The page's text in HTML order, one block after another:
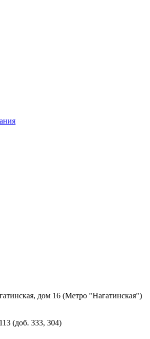
дом 16 (Метро "Нагатинская")
(доб. 333, 304)